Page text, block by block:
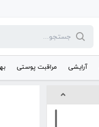
آرایشی مراقبت پوستی